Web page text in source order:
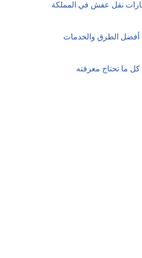
نقل عفش في المملكة
الطرق والخدمات
ما تحتاج معرفته